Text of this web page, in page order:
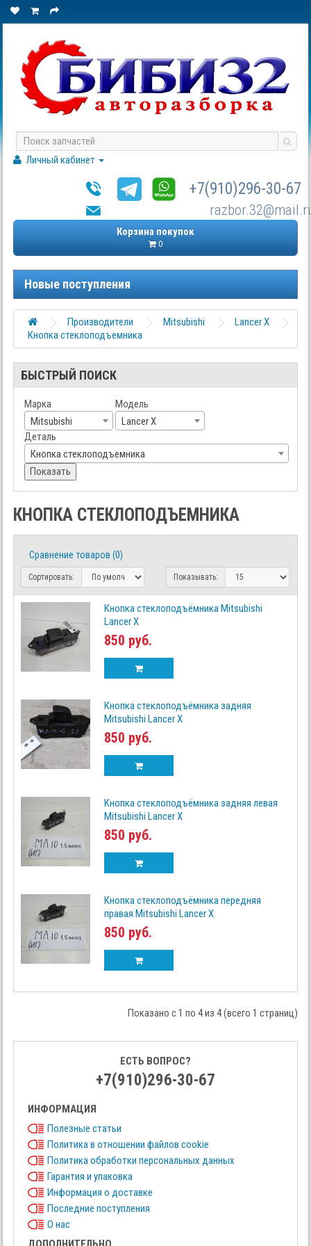
Личный кабинет
+7(910)296-30-67
Корзина покупок
0
Новые поступления
Производители Mitsubishi
Lancer X
Кнопка стеклоподъемника
БЫСТРЫЙ ПОИСК
Марка
Mitsubishi
Модель
Lancer X
Деталь
Кнопка стеклоподъемника
Показать
КНОПКА СТЕКЛОПОДЪЕМНИКА
Сравнение товаров (0)
Сортировать: Показывать:
Кнопка стеклоподъёмника Mitsubishi
Lancer X
850 руб.
Кнопка стеклоподъёмника задняя
Mitsubishi Lancer X
850 руб.
Кнопка стеклоподъёмника задняя левая
Mitsubishi Lancer X
850 руб.
Кнопка стеклоподъёмника передняя
правая Mitsubishi Lancer X
850 руб.
Показано с 1 по 4 из 4 (всего 1 страниц)
ЕСТЬ ВОПРОС?
+7(910)296-30-67
ИНФОРМАЦИЯ
Полезные статьи
Политика в отношении файлов cookie
Политика обработки персональных данных
Гарантия и упаковка
Информация о доставке
Последние поступления
О нас